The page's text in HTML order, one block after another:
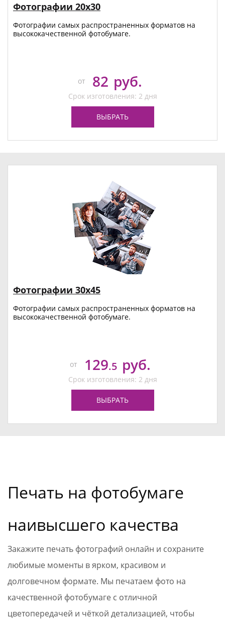
Фотографии 20х30
Фотографии самых распространенных форматов на
высококачественной фотобумаге.
от 82 руб.
Срок изготовления: 2 дня
ВЫБРАТЬ
Фотографии 30х45
Фотографии самых распространенных форматов на
высококачественной фотобумаге.
от 129.5 руб.
Срок изготовления: 2 дня
ВЫБРАТЬ
Печать на фотобумаге
наивысшего качества
Закажите печать фотографий онлайн и сохраните
любимые моменты в ярком, красивом и
долговечном формате. Мы печатаем фото на
качественной фотобумаге с отличной
цветопередачей и чёткой детализацией, чтобы